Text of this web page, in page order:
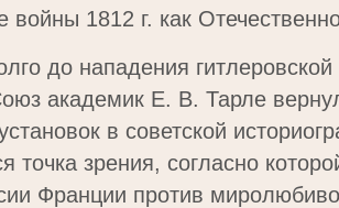
войны 1812 г. как
до нападения
академик Е. В. Тарле
в советской
точка зрения, согласно
Франции против